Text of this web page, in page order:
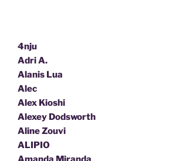
4nju
Adri A.
Alanis Lua
Alec
Alex Kioshi
Alexey Dodsworth
Aline Zouvi
ALIPIO